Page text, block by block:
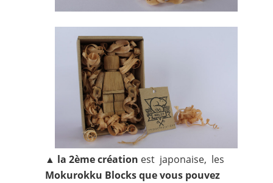
▲ la 2ème création est japonaise, les
Mokurokku Blocksque vous pouvez